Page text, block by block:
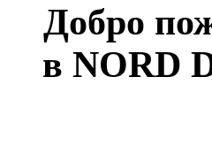
Добро
в NORD